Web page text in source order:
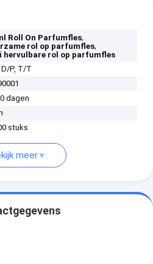
Roll On Parfumfles,
rol op parfumfles,
hervulbare rol op parfumfles
D/P, T/T
dagen
stuks
meer